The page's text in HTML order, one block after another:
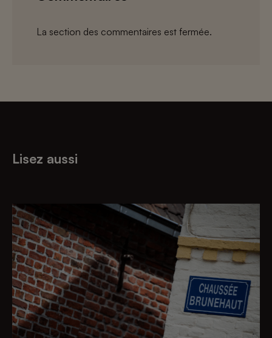
La section des commentaires est fermée.
Lisez aussi